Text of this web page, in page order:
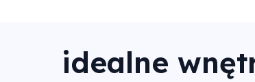
idealne